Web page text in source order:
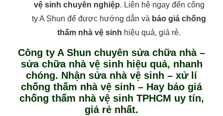
vệ sinh chuyên nghiệp. Liên hệ ngay đến công
ty A Shun để được hướng dẫn và báo giá chống
thấm nhà vệ sinh hiệu quả, giá rẻ.
Công ty A Shun chuyên sửa chữa nhà –
sửa chữa nhà vệ sinh hiệu quả, nhanh
chóng. Nhận sửa nhà vệ sinh – xử lí
chống thấm nhà vệ sinh – Hay báo giá
chống thấm nhà vệ sinh TPHCM uy tín,
giá rẻ nhất.